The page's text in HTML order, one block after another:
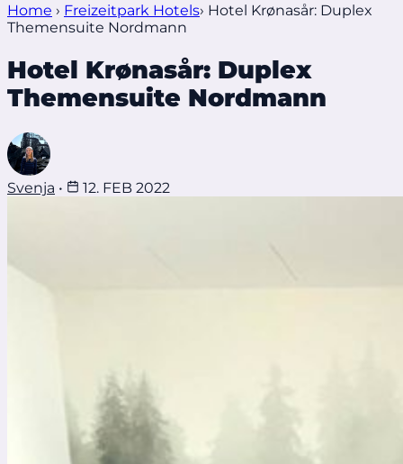
Home › Freizeitpark Hotels› Hotel Krønasår: Duplex
Themensuite Nordmann
Hotel Krønasår: Duplex
Themensuite Nordmann
Svenja • 12. FEB 2022